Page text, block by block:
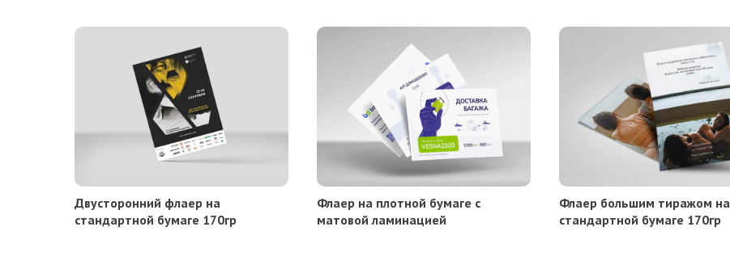
Двусторонний флаер на
стандартной бумаге 170гр
Флаер на плотной бумаге с
матовой ламинацией
Флаер большим тиражом на
стандартной бумаге 170гр